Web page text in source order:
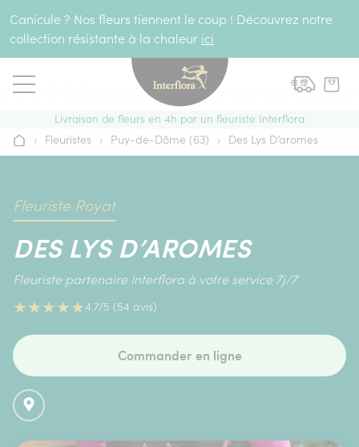
Canicule ? Nos fleurs tiennent le coup ! Découvrez notre
collection résistante à la chaleur ici
Livraison de fleurs en 4h par un fleuriste Interflora
Accueil
› Fleuristes › Puy-de-Dôme (63) › Des Lys D’aromes
Fleuriste Royat
DES LYS D’AROMES
Fleuriste partenaire Interflora à votre service 7j/7
★★★★★4.7/5 (54 avis)
Commander en ligne